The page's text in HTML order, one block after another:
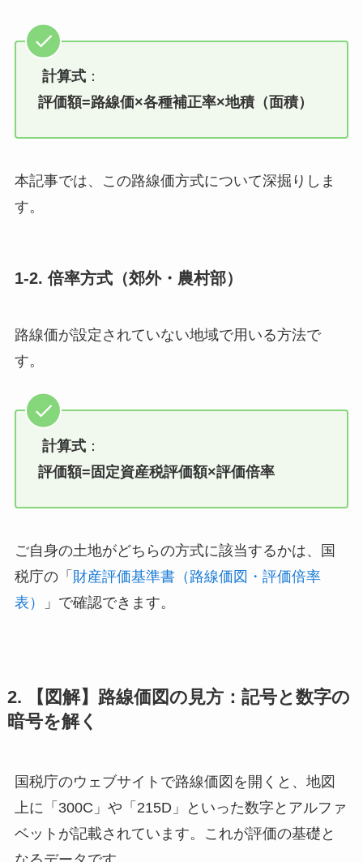
計算式：
評価額=路線価×各種補正率×地積（面積）
本記事では、この路線価方式について深掘りしま
す。
1-2. 倍率方式（郊外・農村部）
路線価が設定されていない地域で用いる方法で
す。
計算式：
評価額=固定資産税評価額×評価倍率
ご自身の土地がどちらの方式に該当するかは、国
税庁の「 財産評価基準書（路線価図・評価倍率
表）
」で確認できます。
2. 【図解】路線価図の見方：記号と数字の
暗号を解く
国税庁のウェブサイトで路線価図を開くと、地図
上に「300C」や「215D」といった数字とアルファ
ベットが記載されています。これが評価の基礎と